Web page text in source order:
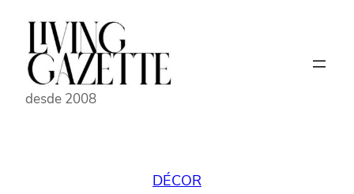
Pular
conteúdo
desde 2008
DÉCOR